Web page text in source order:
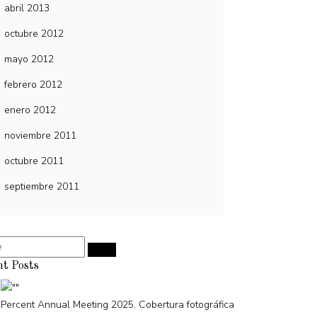
abril 2013
octubre 2012
mayo 2012
febrero 2012
enero 2012
noviembre 2011
octubre 2011
septiembre 2011
Posts
Percent Annual Meeting 2025. Cobertura fotográfica